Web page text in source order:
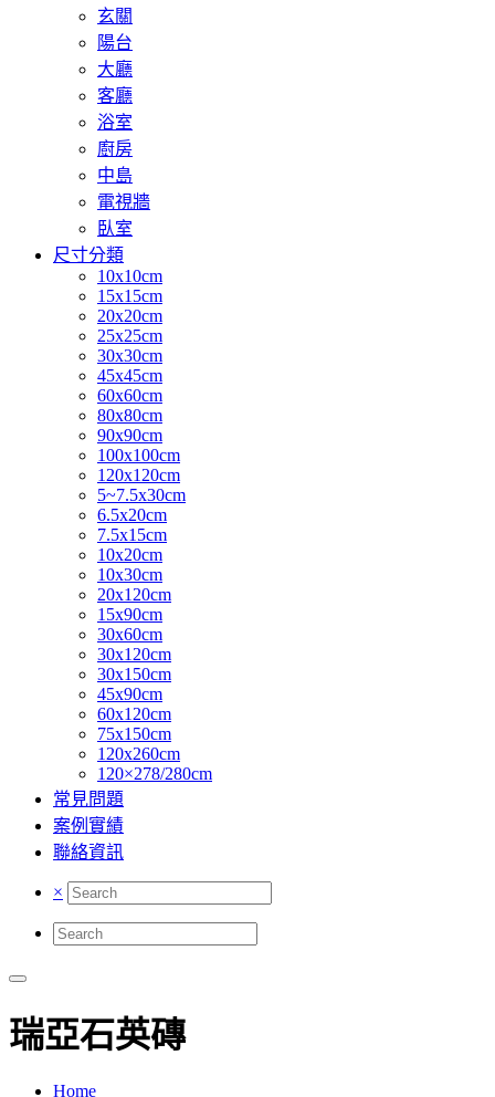
玄關
陽台
大廳
客廳
浴室
廚房
中島
電視牆
臥室
尺寸分類
10x10cm
15x15cm
20x20cm
25x25cm
30x30cm
45x45cm
60x60cm
80x80cm
90x90cm
100x100cm
120x120cm
5~7.5x30cm
6.5x20cm
7.5x15cm
10x20cm
10x30cm
20x120cm
15x90cm
30x60cm
30x120cm
30x150cm
45x90cm
60x120cm
75x150cm
120x260cm
120×278/280cm
常見問題
案例實績
聯絡資訊
×
瑞亞石英磚
Home